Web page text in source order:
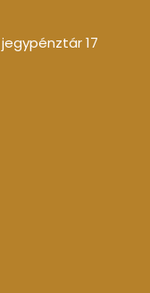
jegypénztár 17